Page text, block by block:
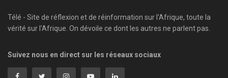
Télé - Site de réflexion et de réinformation sur l'Afrique, toute la
vérité sur l'Afrique. On dévoile ce dont les autres ne parlent pas.
Suivez nous en direct sur les réseaux sociaux